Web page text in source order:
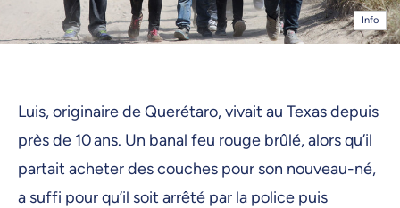
Info
Luis, originaire de Querétaro, vivait au Texas depuis
près de 10 ans. Un banal feu rouge brûlé, alors qu’il
partait acheter des couches pour son nouveau-né,
a suffi pour qu’il soit arrêté par la police puis